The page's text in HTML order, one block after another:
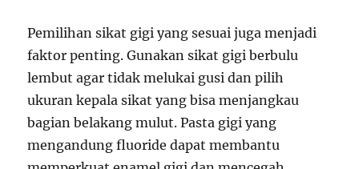
Pemilihan sikat gigi yang sesuai juga menjadi
faktor penting. Gunakan sikat gigi berbulu
lembut agar tidak melukai gusi dan pilih
ukuran kepala sikat yang bisa menjangkau
bagian belakang mulut. Pasta gigi yang
mengandung fluoride dapat membantu